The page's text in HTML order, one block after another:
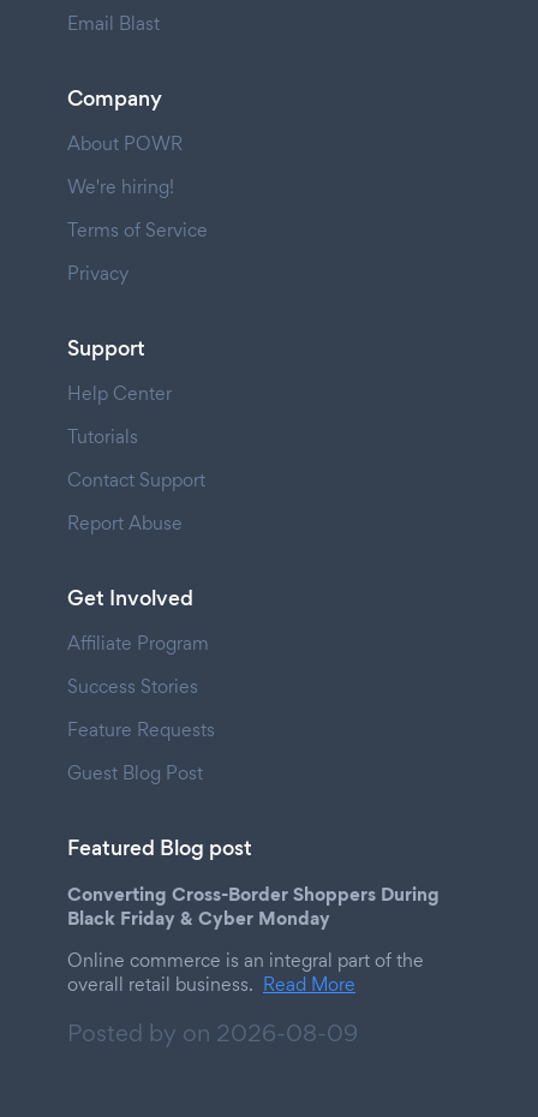
Email Blast
Company
About POWR
We're hiring!
Terms of Service
Privacy
Support
Help Center
Tutorials
Contact Support
Report Abuse
Get Involved
Affiliate Program
Success Stories
Feature Requests
Guest Blog Post
Featured Blog post
Converting Cross-Border Shoppers During
Black Friday & Cyber Monday
Online commerce is an integral part of the
overall retail business. Read More
Posted by on 2026-08-09